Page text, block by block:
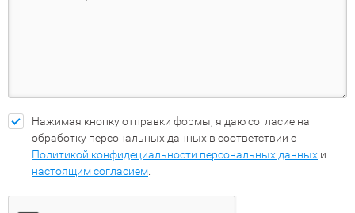
Нажимая кнопку отправки формы, я даю согласие на
обработку персональных данных в соответствии с
Политикой конфидециальности персональных данных и
настоящим согласием